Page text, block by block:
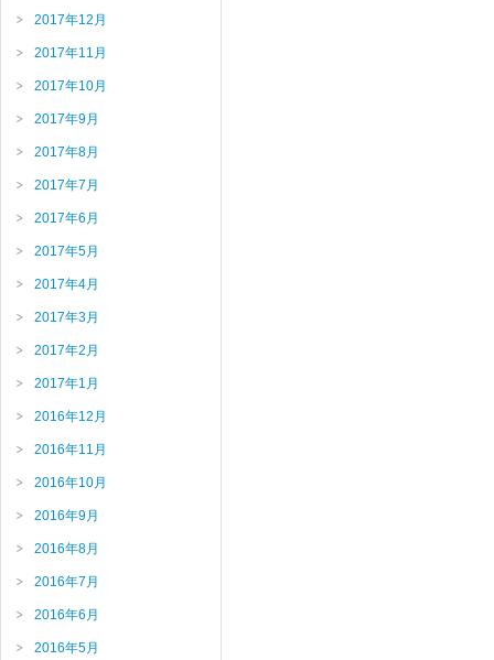
2017年12月
2017年11月
2017年10月
2017年9月
2017年8月
2017年7月
2017年6月
2017年5月
2017年4月
2017年3月
2017年2月
2017年1月
2016年12月
2016年11月
2016年10月
2016年9月
2016年8月
2016年7月
2016年6月
2016年5月